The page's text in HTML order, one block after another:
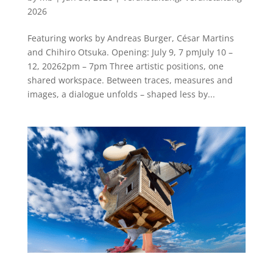
2026
Featuring works by Andreas Burger, César Martins
and Chihiro Otsuka. Opening: July 9, 7 pmJuly 10 –
12, 20262pm – 7pm Three artistic positions, one
shared workspace. Between traces, measures and
images, a dialogue unfolds – shaped less by...